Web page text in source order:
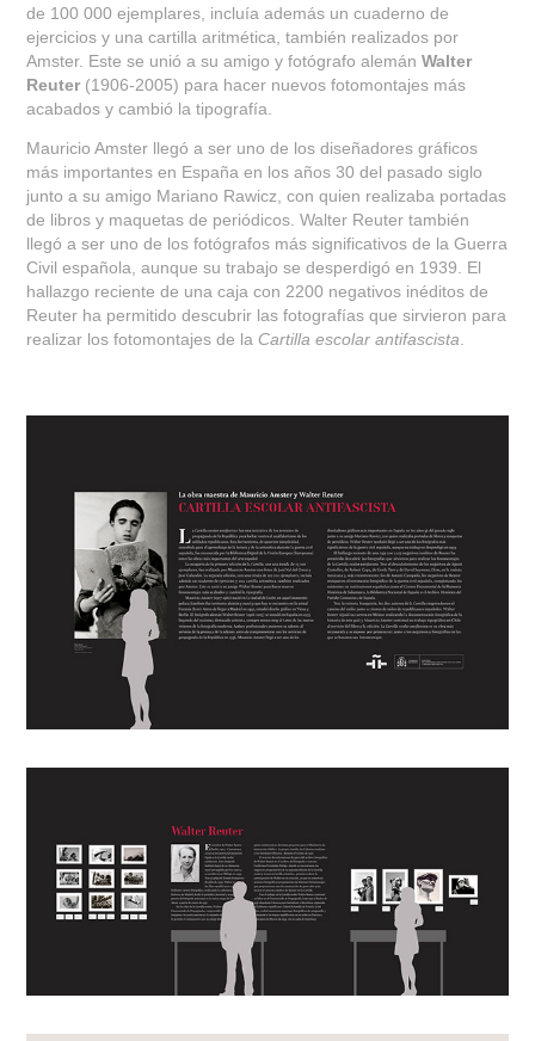
de 100 000 ejemplares, incluía además un cuaderno de
ejercicios y una cartilla aritmética, también realizados por
Amster. Este se unió a su amigo y fotógrafo alemánWalter
Reuter (1906-2005) para hacer nuevos fotomontajes más
acabados y cambió la tipografía.
Mauricio Amster llegó a ser uno de los diseñadores gráficos
más importantes en España en los años 30 del pasado siglo
junto a su amigo Mariano Rawicz, con quien realizaba portadas
de libros y maquetas de periódicos. Walter Reuter también
llegó a ser uno de los fotógrafos más significativos de la Guerra
Civil española, aunque su trabajo se desperdigó en 1939. El
hallazgo reciente de una caja con 2200 negativos inéditos de
Reuter ha permitido descubrir las fotografías que sirvieron para
realizar los fotomontajes de la Cartilla escolar antifascista